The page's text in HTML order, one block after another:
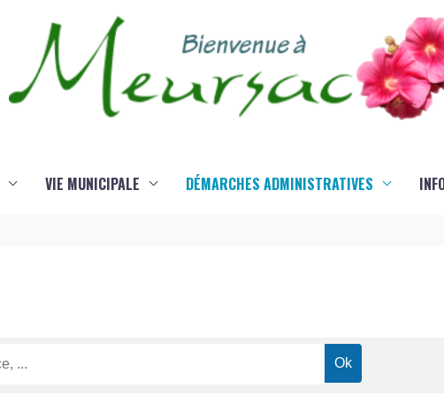
VIE MUNICIPALE DÉMARCHES ADMINISTRATIVES